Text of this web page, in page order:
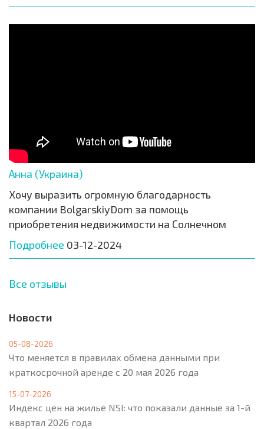
Анна (Украина)
Хочу выразить огромную благодарность
компании BolgarskiyDom за помощь
приобретения недвижимости на Солнечном
Подробнее 03-12-2024
Все отзывы
Новости
05-08-2026
Что меняется в правилах обмена данными при
краткосрочной аренде с 20 мая 2026 года
15-07-2026
Индекс цен на жильё NSI: что показали данные за 1-й
квартал 2026 года